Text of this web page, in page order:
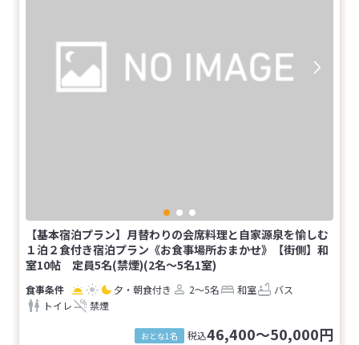
【基本宿泊プラン】月替わりの会席料理と自家源泉を愉しむ
１泊２食付き宿泊プラン《お食事場所おまかせ》【街側】和
室10帖 定員5名(禁煙)(2名～5名1室)
夕・朝食付き 2～5名 和室
バス
トイレ
禁煙
おとな1名 税込46,400～50,000円